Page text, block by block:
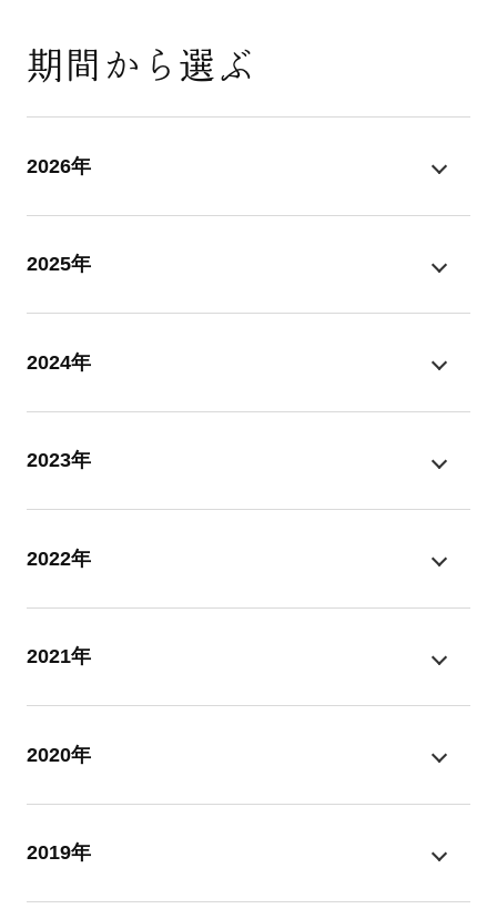
期間から選ぶ
2026年
2025年
2024年
2023年
2022年
2021年
2020年
2019年